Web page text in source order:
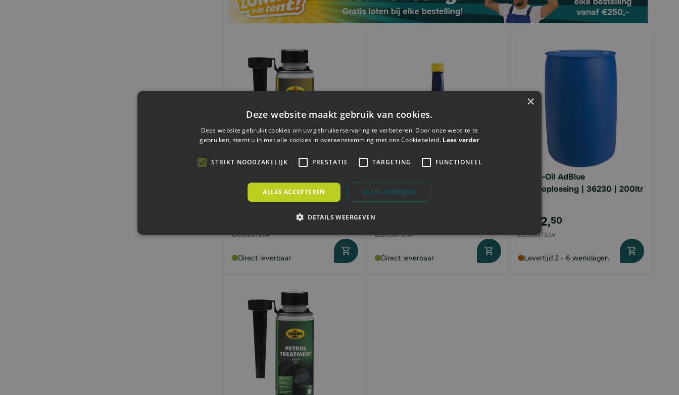
36105 | 250ml
Direct leverbaar
benzine stabilisator | 150 ml
Direct leverbaar
Kroon-Oil AdBlue
ureumoplossing | 36230 | 200ltr
€282,50
Levertijd 2 - 6 werkdagen
×
Deze website maakt gebruik van cookies.
Deze website gebruikt cookies om uw gebruikerservaring te verbeteren. Door onze website te
gebruiken, stemt u in met alle cookies in overeenstemming met ons Cookiebeleid. Lees verder
STRIKT NOODZAKELIJK PRESTATIE TARGETING FUNCTIONEEL
ALLES ACCEPTEREN ALLES AFWIJZEN
DETAILS WEERGEVEN